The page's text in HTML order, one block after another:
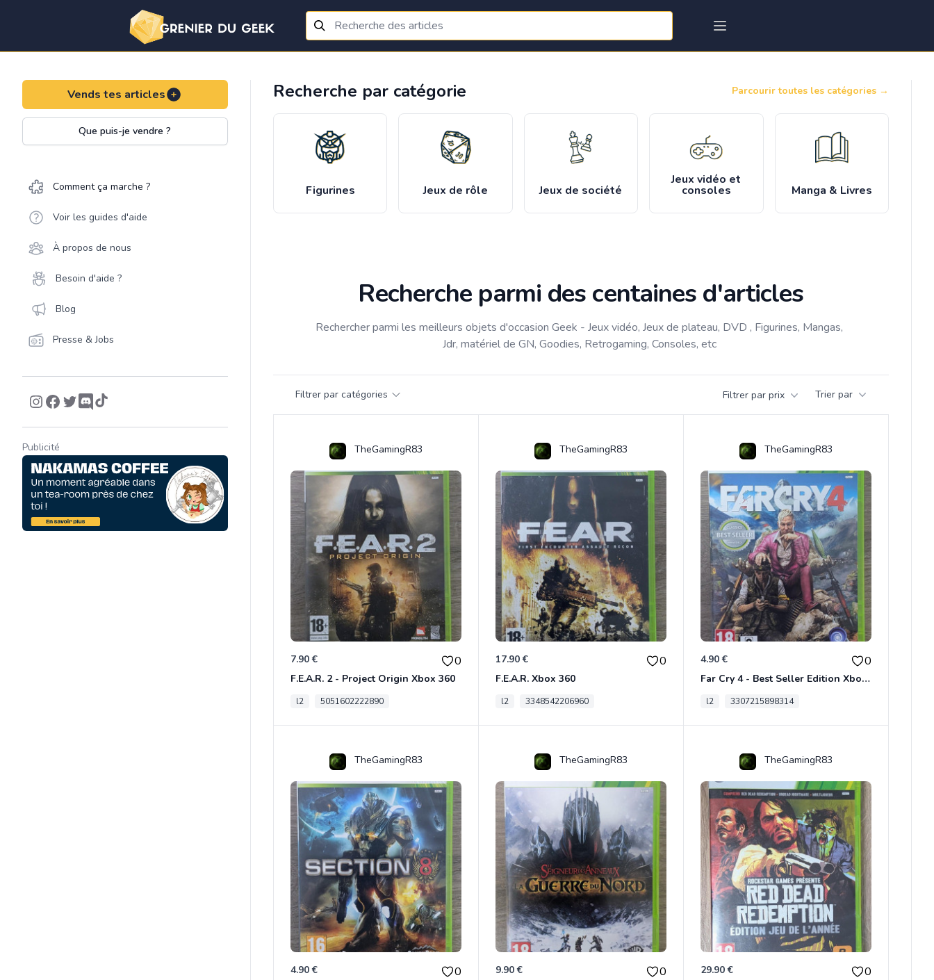
Vends tes articles
Que puis-je vendre ?
Comment ça marche ?
Voir les guides d'aide
À propos de nous
Besoin d'aide ?
Blog
Presse & Jobs
Publicité
Recherche par catégorie Parcourir toutes les catégories →
Figurines Jeux de rôle Jeux de société
Jeux vidéo et
consoles Manga & Livres
Recherche parmi des centaines d'articles
Rechercher parmi les meilleurs objets d'occasion Geek - Jeux vidéo, Jeux de plateau, DVD , Figurines, Mangas,
Jdr, matériel de GN, Goodies, Retrogaming, Consoles, etc
Filtrer par catégories Filtrer par prix Trier par
TheGamingR83
7.90 € 0
F.E.A.R. 2 - Project Origin Xbox 360
l2 5051602222890
TheGamingR83
17.90 € 0
F.E.A.R. Xbox 360
l2 3348542206960
TheGamingR83
4.90 € 0
Far Cry 4 - Best Seller Edition Xbox 360
l2 3307215898314
TheGamingR83
4.90 € 0
TheGamingR83
9.90 € 0
TheGamingR83
29.90 € 0